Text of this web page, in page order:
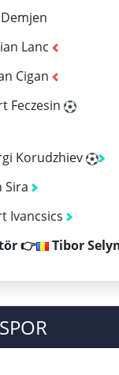
Lanc
Cigan
Feczesin
Korudzhiev
Sira
Ivancsics
👉
Tibor